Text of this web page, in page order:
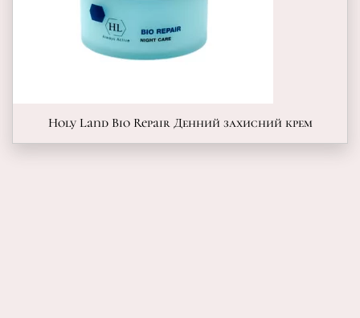
Holy Land Bio Repair Денний захисний крем